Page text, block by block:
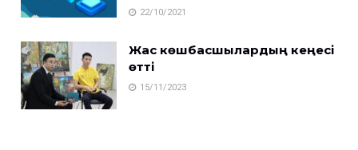
22/10/2021
Жас көшбасшылардың кеңесі
өтті
15/11/2023